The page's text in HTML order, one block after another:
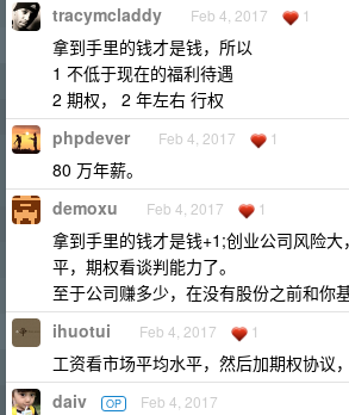
tracymcladdy Feb 4, 2017 1
拿到手里的钱才是钱，所以
1 不低于现在的福利待遇
2 期权， 2 年左右 行权
phpdever Feb 4, 2017 1
80 万年薪。
demoxu Feb 4, 2017 1
拿到手里的钱才是钱+1;创业公司风险
平，期权看谈判能力了。
至于公司赚多少，在没有股份之前和你
ihuotui Feb 4, 2017 1
工资看市场平均水平，然后加期权协议
daiv OP Feb 4, 2017